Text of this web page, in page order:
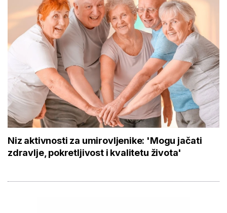
Niz aktivnosti za umirovljenike: 'Mogu jačati
zdravlje, pokretljivost i kvalitetu života'